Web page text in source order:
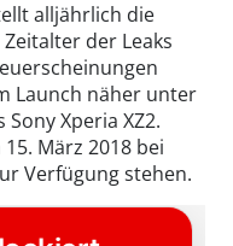
alljährlich die
der Leaks
Launch näher unter
Xperia XZ2.
März 2018 bei
Verfügung stehen.